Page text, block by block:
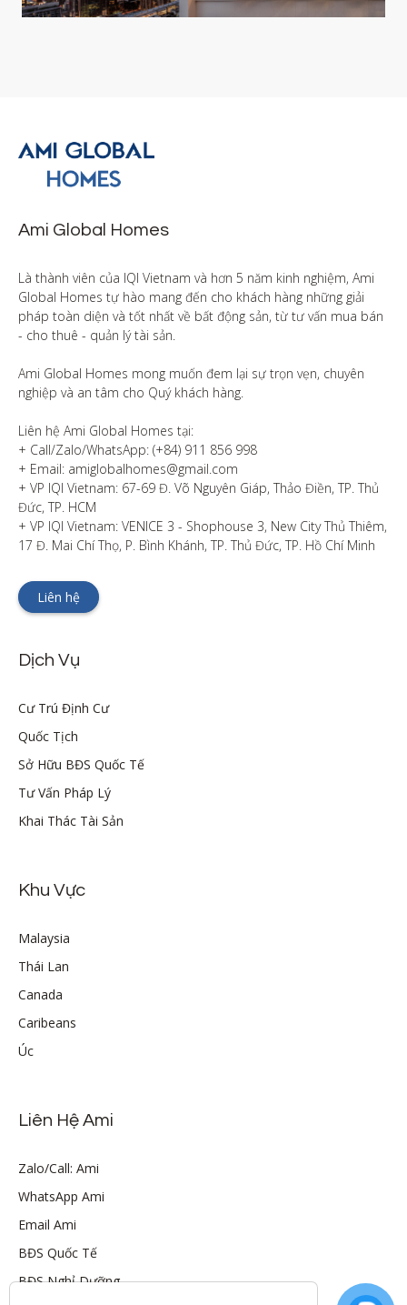
Ami Global Homes
Là thành viên của IQI Vietnam và hơn 5 năm kinh nghiệm, Ami
Global Homes tự hào mang đến cho khách hàng những giải
pháp toàn diện và tốt nhất về bất động sản, từ tư vấn mua bán
- cho thuê - quản lý tài sản.
Ami Global Homes mong muốn đem lại sự trọn vẹn, chuyên
nghiệp và an tâm cho Quý khách hàng.
Liên hệ Ami Global Homes tại:
+ Call/Zalo/WhatsApp: (+84) 911 856 998
+ Email: amiglobalhomes@gmail.com
+ VP IQI Vietnam: 67-69 Đ. Võ Nguyên Giáp, Thảo Điền, TP. Thủ
Đức, TP. HCM
+ VP IQI Vietnam: VENICE 3 - Shophouse 3, New City Thủ Thiêm,
17 Đ. Mai Chí Thọ, P. Bình Khánh, TP. Thủ Đức, TP. Hồ Chí Minh
Liên hệ
Dịch Vụ
Cư Trú Định Cư
Quốc Tịch
Sở Hữu BĐS Quốc Tế
Tư Vấn Pháp Lý
Khai Thác Tài Sản
Khu Vực
Malaysia
Thái Lan
Canada
Caribeans
Úc
Liên Hệ Ami
Zalo/Call: Ami
WhatsApp Ami
Email Ami
BĐS Quốc Tế
BĐS Nghỉ Dưỡng